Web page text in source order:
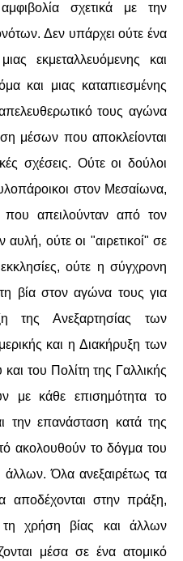
σχετικά με την
Δεν υπάρχει ούτε ένα
εκμεταλλευόμενης και
και μιας καταπιεσμένης
τους αγώνα
μέσων που αποκλείονται
σχέσεις. Ούτε οι δούλοι
στον Μεσαίωνα,
που απειλούνταν από τον
ούτε οι "αιρετικοί" σε
ούτε η σύγχρονη
βία στον αγώνα τους για
της Ανεξαρτησίας των
και η Διακήρυξη των
του Πολίτη της Γαλλικής
με κάθε επισημότητα το
την επανάσταση κατά της
ακολουθούν το δόγμα του
άλλων. Όλα ανεξαιρέτως τα
αποδέχονται στην πράξη,
χρήση βίας και άλλων
μέσα σε ένα ατομικό